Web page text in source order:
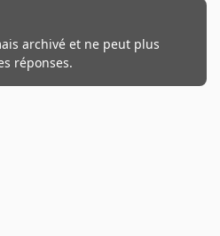
archivé et ne peut plus
réponses.